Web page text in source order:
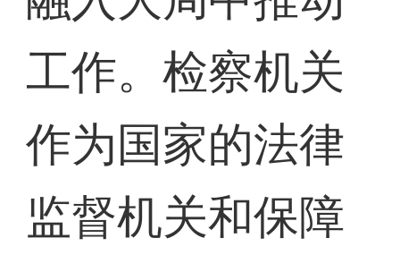
工作。检察机关
作为国家的法律
监督机关和保障